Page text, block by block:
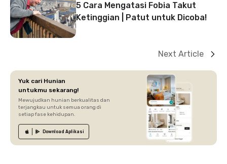
5 Cara Mengatasi Fobia Takut
Ketinggian | Patut untuk Dicoba!
Next Article
Yuk cari Hunian
untukmu sekarang!
Mewujudkan hunian berkualitas dan
terjangkau untuk semua orang di
setiap fase kehidupan.
Download Aplikasi